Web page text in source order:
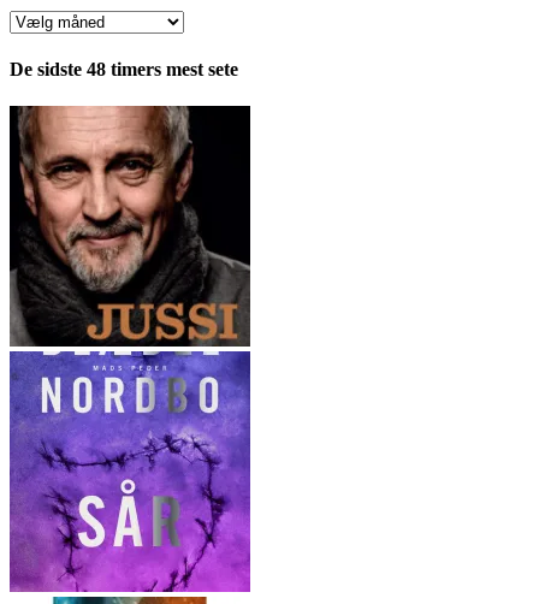
Anmeldelser
pr.
De sidste 48 timers mest sete